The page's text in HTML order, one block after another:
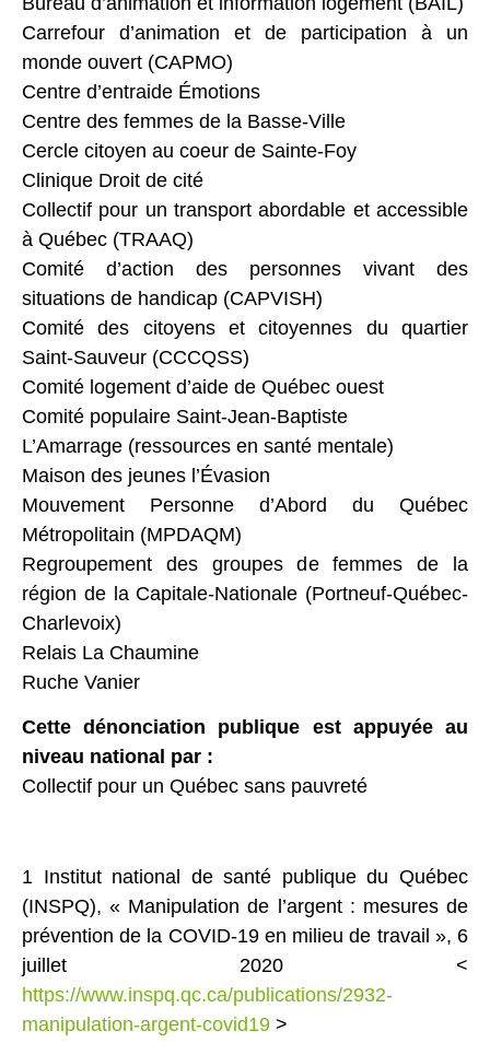
Carrefour d’animation et de participation à un
monde ouvert (CAPMO)
Centre d’entraide Émotions
Centre des femmes de la Basse-Ville
Cercle citoyen au coeur de Sainte-Foy
Clinique Droit de cité
Collectif pour un transport abordable et accessible
à Québec (TRAAQ)
Comité d’action des personnes vivant des
situations de handicap (CAPVISH)
Comité des citoyens et citoyennes du quartier
Saint-Sauveur (CCCQSS)
Comité logement d’aide de Québec ouest
Comité populaire Saint-Jean-Baptiste
L’Amarrage (ressources en santé mentale)
Maison des jeunes l’Évasion
Mouvement Personne d’Abord du Québec
Métropolitain (MPDAQM)
Regroupement des groupes de femmes de la
région de la Capitale-Nationale (Portneuf-Québec-
Charlevoix)
Relais La Chaumine
Ruche Vanier
Cette dénonciation publique est appuyée au
niveau national par :
Collectif pour un Québec sans pauvreté
1 Institut national de santé publique du Québec
(INSPQ), « Manipulation de l’argent : mesures de
prévention de la COVID-19 en milieu de travail », 6
juillet 2020 <
https://www.inspq.qc.ca/publications/2932-
manipulation-argent-covid19 >